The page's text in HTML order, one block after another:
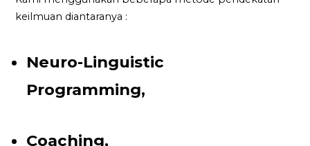
keilmuan diantaranya :
Neuro-Linguistic
Programming,
Coaching,